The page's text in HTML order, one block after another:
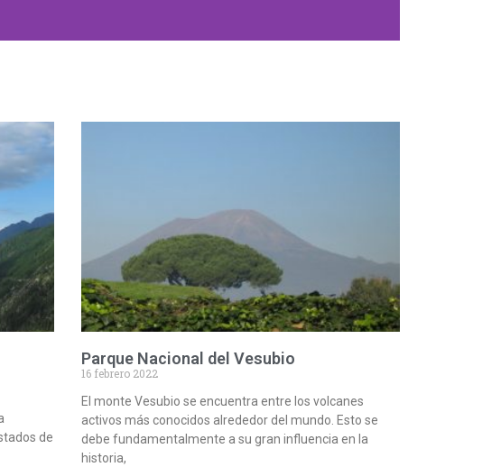
más
de
Parque Nacional del Vesubio
16 febrero 2022
El monte Vesubio se encuentra entre los volcanes
activos más conocidos alrededor del mundo. Esto se
debe fundamentalmente a su gran influencia en la
historia,